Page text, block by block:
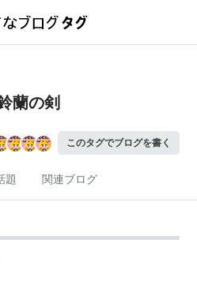
蘭の剣
このタグでブログを書く
題 関連ブログ